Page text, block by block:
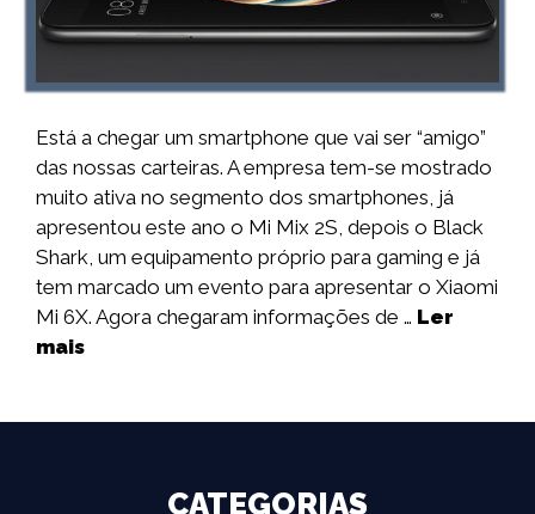
Está a chegar um smartphone que vai ser “amigo”
das nossas carteiras. A empresa tem-se mostrado
muito ativa no segmento dos smartphones, já
apresentou este ano o Mi Mix 2S, depois o Black
Shark, um equipamento próprio para gaming e já
tem marcado um evento para apresentar o Xiaomi
Mi 6X. Agora chegaram informações de … Ler
mais
CATEGORIAS